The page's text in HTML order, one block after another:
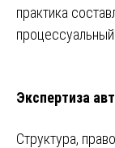
практика
процессуальный
Экспертиза
Структура,